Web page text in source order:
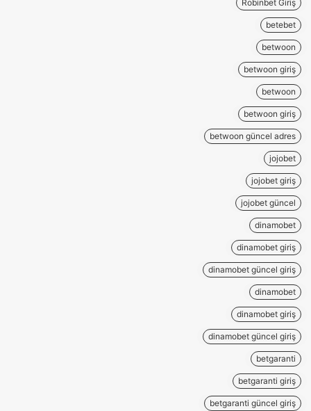
Robinbet Giriş
betebet
betwoon
betwoon giriş
betwoon
betwoon giriş
betwoon güncel adres
jojobet
jojobet giriş
jojobet güncel
dinamobet
dinamobet giriş
dinamobet güncel giriş
dinamobet
dinamobet giriş
dinamobet güncel giriş
betgaranti
betgaranti giriş
betgaranti güncel giriş